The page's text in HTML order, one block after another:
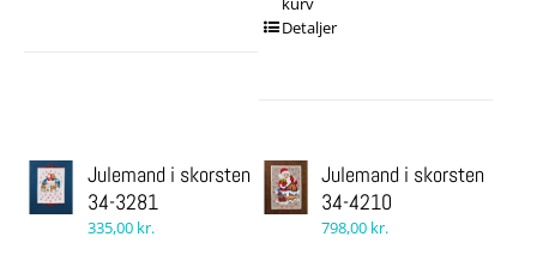
Detaljer
Julemand i skorsten
34-3281
335,00 kr.
Julemand i skorsten
34-4210
798,00 kr.